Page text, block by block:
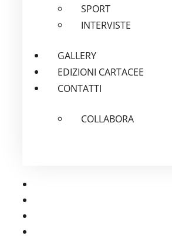
SPORT
INTERVISTE
GALLERY
EDIZIONI CARTACEE
CONTATTI
COLLABORA